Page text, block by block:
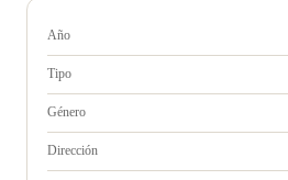
Año
Tipo
Género
Dirección